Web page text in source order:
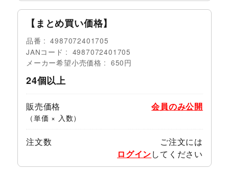
【まとめ買い価格】
品番
4987072401705
JANコード
4987072401705
メーカー希望小売価格
650円
24個以上
販売価格
（単価 × 入数）
会員のみ公開
注文数
ご注文には
ログインしてください